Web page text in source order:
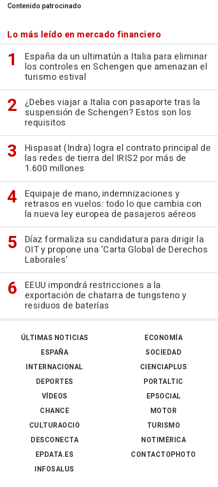
Contenido patrocinado
Lo más leído en mercado financiero
España da un ultimatún a Italia para eliminar
los controles en Schengen que amenazan el
turismo estival
¿Debes viajar a Italia con pasaporte tras la
suspensión de Schengen? Estos son los
requisitos
Hispasat (Indra) logra el contrato principal de
las redes de tierra del IRIS2 por más de
1.600 millones
Equipaje de mano, indemnizaciones y
retrasos en vuelos: todo lo que cambia con
la nueva ley europea de pasajeros aéreos
Díaz formaliza su candidatura para dirigir la
OIT y propone una 'Carta Global de Derechos
Laborales'
EEUU impondrá restricciones a la
exportación de chatarra de tungsteno y
residuos de baterías
ÚLTIMAS NOTICIAS
ESPAÑA
INTERNACIONAL
DEPORTES
VÍDEOS
ECONOMÍA
SOCIEDAD
CIENCIAPLUS
PORTALTIC
EPSOCIAL
CHANCE
CULTURAOCIO
DESCONECTA
EPDATA.ES
INFOSALUS
MOTOR
TURISMO
NOTIMÉRICA
CONTACTOPHOTO